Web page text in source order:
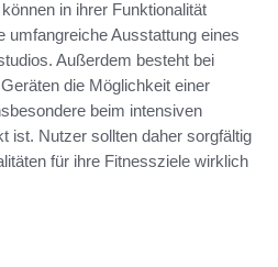
in ihrer Funktionalität
umfangreiche Ausstattung eines
Außerdem besteht bei
die Möglichkeit einer
beim intensiven
ist. Nutzer sollten daher sorgfältig
für ihre Fitnessziele wirklich